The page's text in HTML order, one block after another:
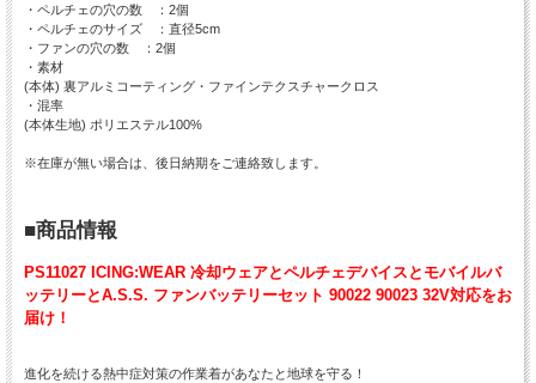
・ペルチェの穴の数 ：2個
・ペルチェのサイズ ：直径5cm
・ファンの穴の数 ：2個
・素材
(本体) 裏アルミコーティング・ファインテクスチャークロス
・混率
(本体生地) ポリエステル100%
※在庫が無い場合は、後日納期をご連絡致します。
■商品情報
PS11027 ICING:WEAR 冷却ウェアとペルチェデバイスとモバイルバ
ッテリーとA.S.S. ファンバッテリーセット 90022 90023 32V対応をお
届け！
進化を続ける熱中症対策の作業着があなたと地球を守る！